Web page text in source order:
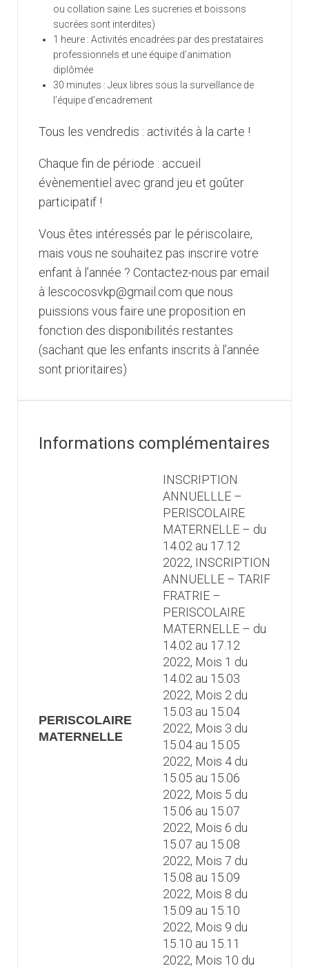
ou collation saine. Les sucreries et boissons
sucrées sont interdites)
1 heure : Activités encadrées par des prestataires
professionnels et une équipe d’animation
diplômée
30 minutes : Jeux libres sous la surveillance de
l’équipe d’encadrement
Tous les vendredis : activités à la carte !
Chaque fin de période : accueil
évènementiel avec grand jeu et goûter
participatif !
Vous êtes intéressés par le périscolaire,
mais vous ne souhaitez pas inscrire votre
enfant à l’année ? Contactez-nous par email
à lescocosvkp@gmail.com que nous
puissions vous faire une proposition en
fonction des disponibilités restantes
(sachant que les enfants inscrits à l’année
sont prioritaires)
Informations complémentaires
PERISCOLAIRE
MATERNELLE
INSCRIPTION
ANNUELLLE –
PERISCOLAIRE
MATERNELLE – du
14.02 au 17.12
2022, INSCRIPTION
ANNUELLE – TARIF
FRATRIE –
PERISCOLAIRE
MATERNELLE – du
14.02 au 17.12
2022, Mois 1 du
14.02 au 15.03
2022, Mois 2 du
15.03 au 15.04
2022, Mois 3 du
15.04 au 15.05
2022, Mois 4 du
15.05 au 15.06
2022, Mois 5 du
15.06 au 15.07
2022, Mois 6 du
15.07 au 15.08
2022, Mois 7 du
15.08 au 15.09
2022, Mois 8 du
15.09 au 15.10
2022, Mois 9 du
15.10 au 15.11
2022, Mois 10 du